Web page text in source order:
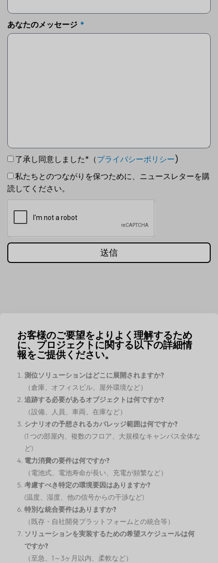
あなたのメッセージ
了承し同意しました*（プライバシーポリシー)
私たちとのつながりを保つために、ニュースレターを購
読してください。
送信
お客様のご要望をよりよく理解するため
に、プロジェクトに関する以下の詳細情
報をご提供ください。
測位ソリューションはどこに展開されますか?
（倉庫、オフィスビル、屋外環境など）
追跡する必要があるオブジェクトは何ですか?
（設備、人員、車両、在庫など）
シナリオの予想されるカバレッジ範囲は何ですか?
(1 つの部屋内、複数のフロア、大規模なキャンパス全体な
ど)
電力消費の要件は何ですか?
（電池式、電池寿命が長い、充電が頻繁など）
考慮すべき特定の環境要因はありますか?
(温度、湿度、他の信号からの干渉など)
特別な統合要件はありますか?
（既存・自社開発プラットフォームとの統合等）
ソリューションを実装するための希望スケジュールは何
ですか?
（至急、1～3ヶ月以内、柔軟など）